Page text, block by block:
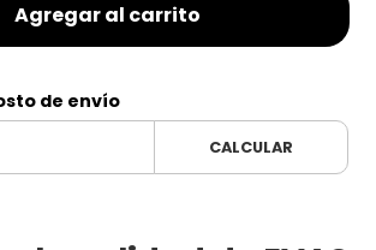
Agregar al carrito
de envío
CALCULAR